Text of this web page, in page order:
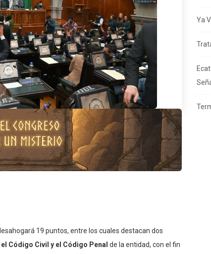
19 puntos, entre los cuales destacan dos
Código Civil y el Código Penal de la entidad, con el fin
Ya